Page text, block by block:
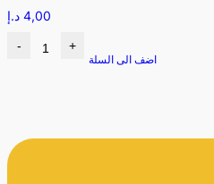
4,00 د.إ
- +
اضف الى السلة